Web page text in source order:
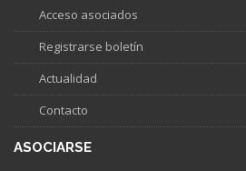
Acceso asociados
Registrarse boletín
Actualidad
Contacto
ASOCIARSE